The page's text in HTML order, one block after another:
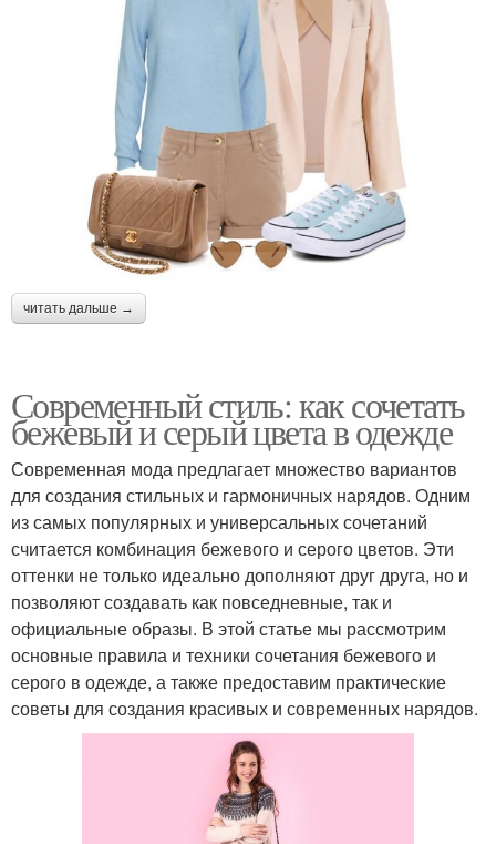
читать дальше →
Современный стиль: как сочетать
бежевый и серый цвета в одежде
Современная мода предлагает множество вариантов
для создания стильных и гармоничных нарядов. Одним
из самых популярных и универсальных сочетаний
считается комбинация бежевого и серого цветов. Эти
оттенки не только идеально дополняют друг друга, но и
позволяют создавать как повседневные, так и
официальные образы. В этой статье мы рассмотрим
основные правила и техники сочетания бежевого и
серого в одежде, а также предоставим практические
советы для создания красивых и современных нарядов.